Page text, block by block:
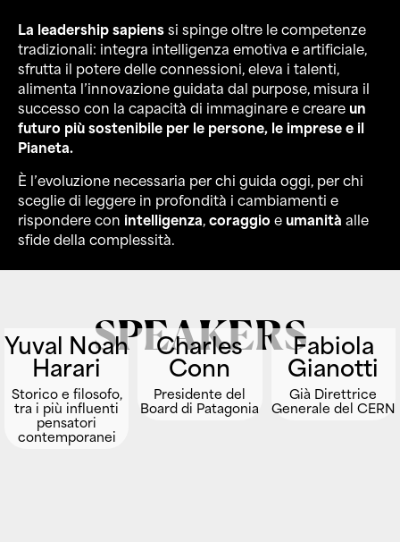
La leadership sapienssi spinge oltre le competenze
tradizionali: integra intelligenza emotiva e artificiale,
sfrutta il potere delle connessioni, eleva i talenti,
alimenta l’innovazione guidata dal purpose, misura il
successo con la capacità di immaginare e creare un
futuro più sostenibile per le persone, le imprese e il
Pianeta.
È l’evoluzione necessaria per chi guida oggi, per chi
sceglie di leggere in profondità i cambiamenti e
rispondere con intelligenza coraggioe umanità alle
sfide della complessità.
SPEAKERS
Yuval Noah
Harari
Storico e filosofo,
tra i più influenti
pensatori
contemporanei
Charles
Conn
Presidente del
Board di Patagonia
Fabiola
Gianotti
Già Direttrice
Generale del CERN